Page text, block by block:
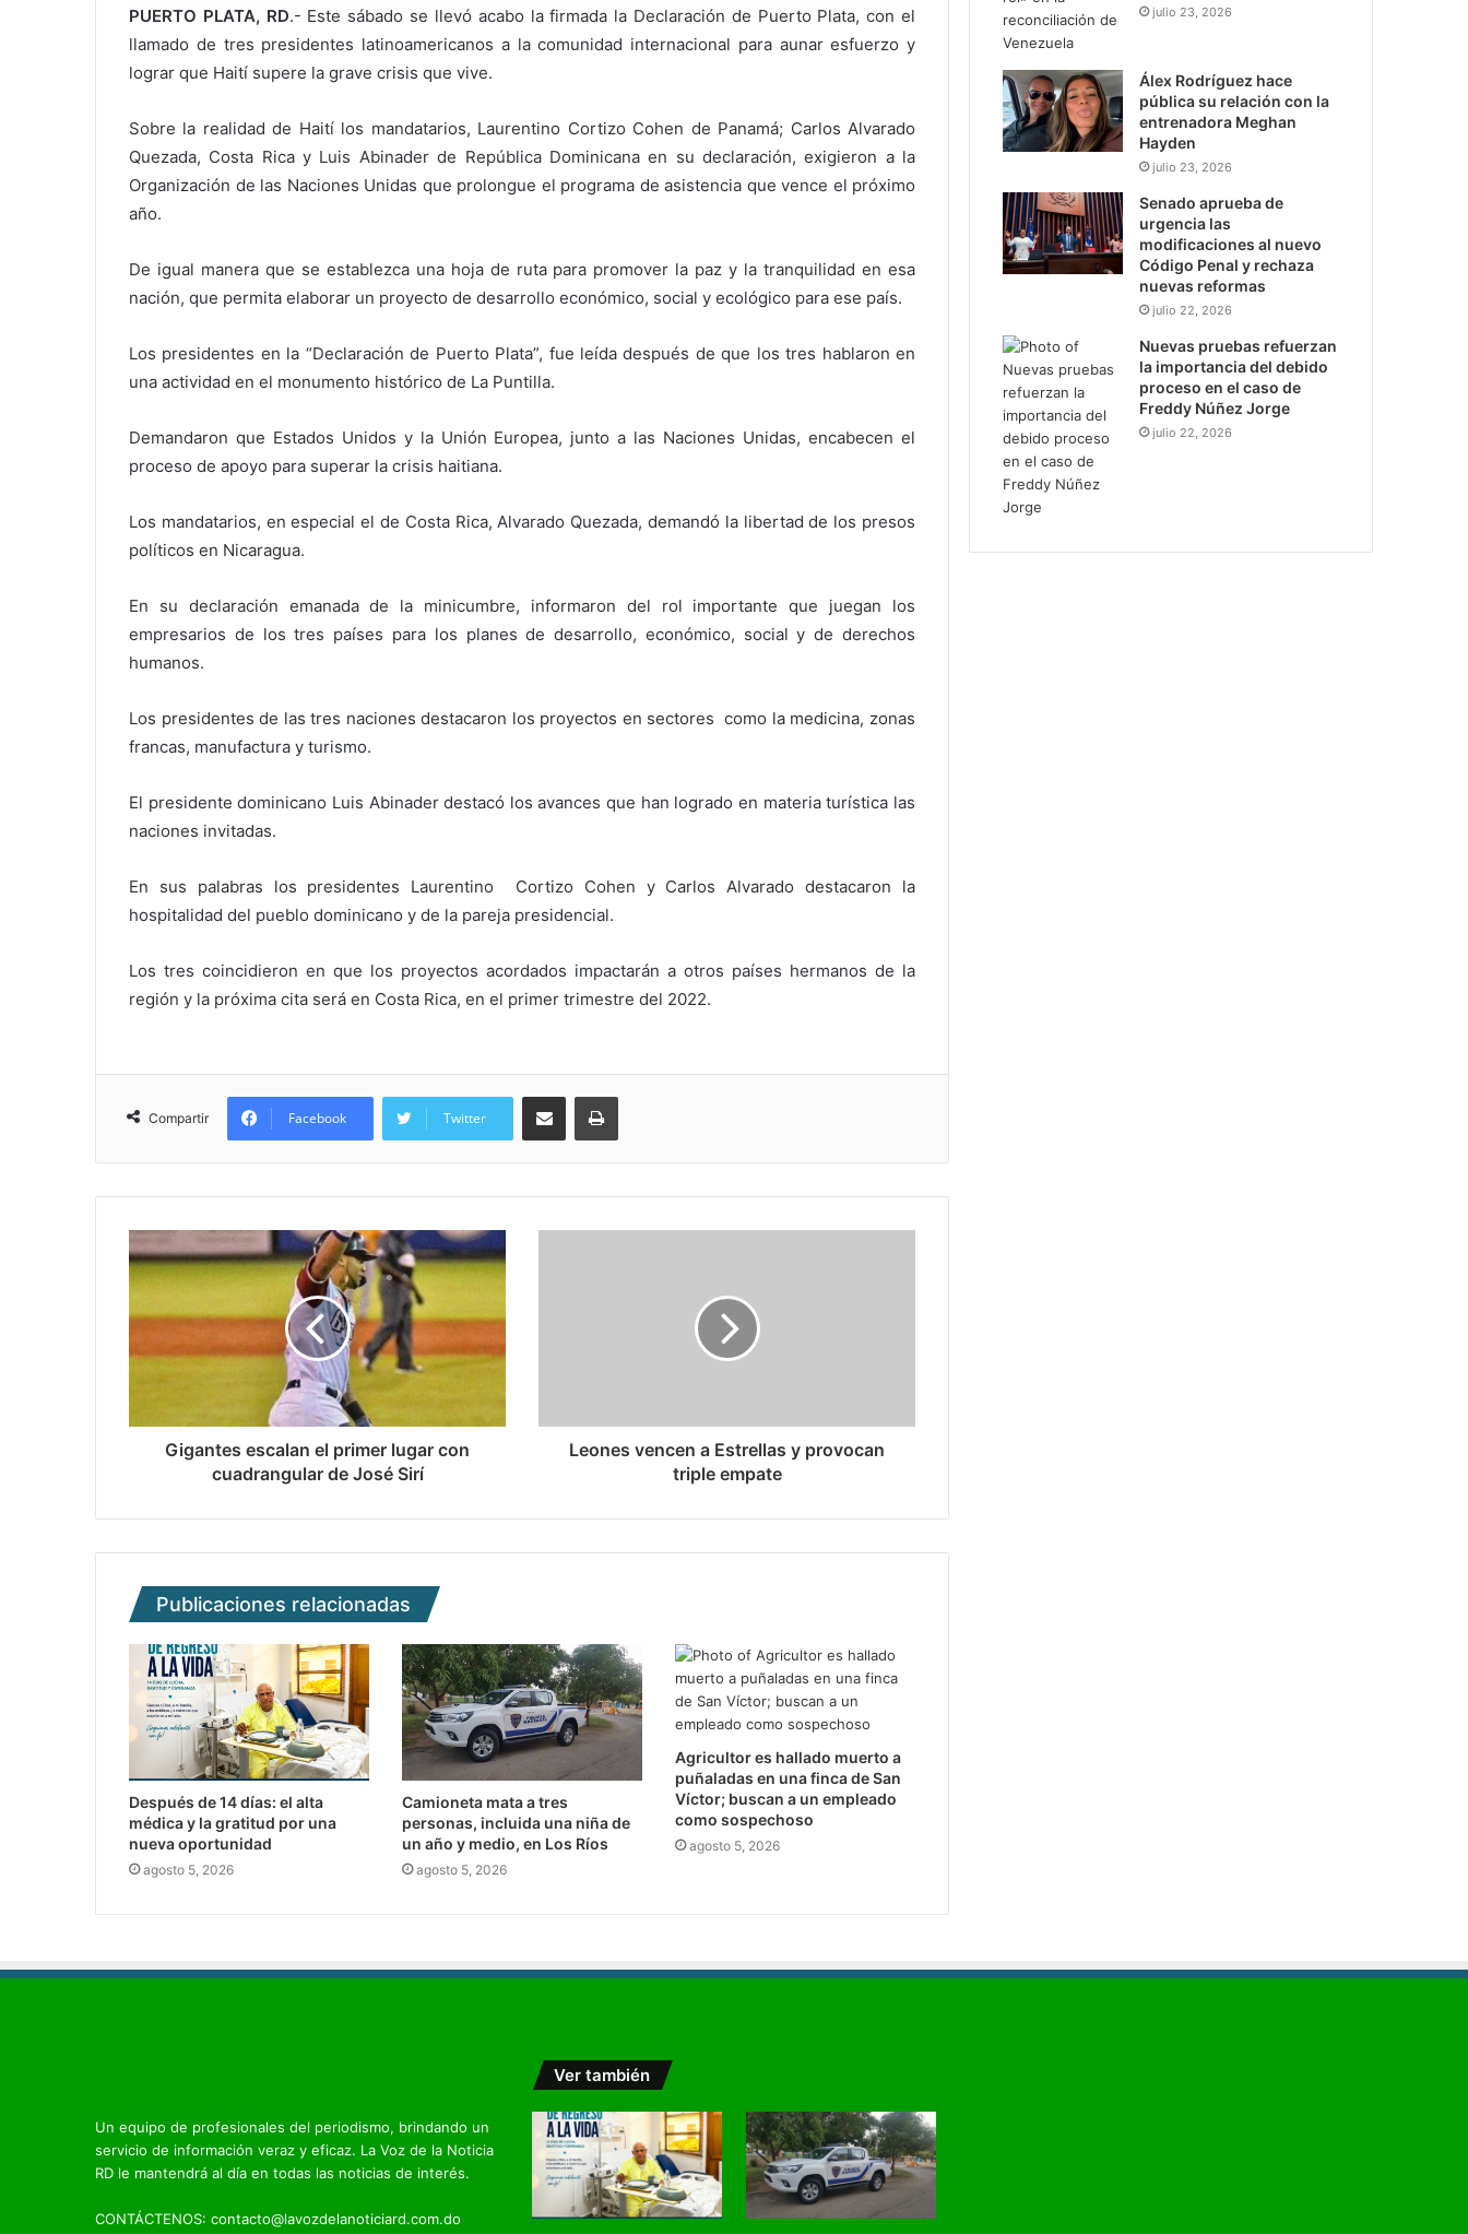
PUERTO PLATA, RD.- Este sábado se llevó acabo la firmada la Declaración de Puerto Plata, con el
llamado de tres presidentes latinoamericanos a la comunidad internacional para aunar esfuerzo y
lograr que Haití supere la grave crisis que vive.
Sobre la realidad de Haití los mandatarios, Laurentino Cortizo Cohen de Panamá; Carlos Alvarado
Quezada, Costa Rica y Luis Abinader de República Dominicana en su declaración, exigieron a la
Organización de las Naciones Unidas que prolongue el programa de asistencia que vence el próximo
año.
De igual manera que se establezca una hoja de ruta para promover la paz y la tranquilidad en esa
nación, que permita elaborar un proyecto de desarrollo económico, social y ecológico para ese país.
Los presidentes en la “Declaración de Puerto Plata”, fue leída después de que los tres hablaron en
una actividad en el monumento histórico de La Puntilla.
Demandaron que Estados Unidos y la Unión Europea, junto a las Naciones Unidas, encabecen el
proceso de apoyo para superar la crisis haitiana.
Los mandatarios, en especial el de Costa Rica, Alvarado Quezada, demandó la libertad de los presos
políticos en Nicaragua.
En su declaración emanada de la minicumbre, informaron del rol importante que juegan los
empresarios de los tres países para los planes de desarrollo, económico, social y de derechos
humanos.
Los presidentes de las tres naciones destacaron los proyectos en sectores como la medicina, zonas
francas, manufactura y turismo.
El presidente dominicano Luis Abinader destacó los avances que han logrado en materia turística las
naciones invitadas.
En sus palabras los presidentes Laurentino Cortizo Cohen y Carlos Alvarado destacaron la
hospitalidad del pueblo dominicano y de la pareja presidencial.
Los tres coincidieron en que los proyectos acordados impactarán a otros países hermanos de la
región y la próxima cita será en Costa Rica, en el primer trimestre del 2022.
Compartir Facebook Twitter
Compartir via Email Imprimi
Gigantes escalan el primer lugar con
cuadrangular de José Sirí
Leones vencen a Estrellas y provocan
triple empate
Publicaciones relacionadas
Después de 14 días: el alta
médica y la gratitud por una
nueva oportunidad
agosto 5, 2026
Camioneta mata a tres
personas, incluida una niña de
un año y medio, en Los Ríos
agosto 5, 2026
Agricultor es hallado muerto a
puñaladas en una finca de San
Víctor; buscan a un empleado
como sospechoso
agosto 5, 2026
julio 23, 2026
Álex Rodríguez hace
pública su relación con la
entrenadora Meghan
Hayden
julio 23, 2026
Senado aprueba de
urgencia las
modificaciones al nuevo
Código Penal y rechaza
nuevas reformas
julio 22, 2026
Nuevas pruebas refuerzan
la importancia del debido
proceso en el caso de
Freddy Núñez Jorge
julio 22, 2026
Un equipo de profesionales del periodismo, brindando un
servicio de información veraz y eficaz. La Voz de la Noticia
RD le mantendrá al día en todas las noticias de interés.
CONTÁCTENOS: contacto@lavozdelanoticiard.com.do
Ver también